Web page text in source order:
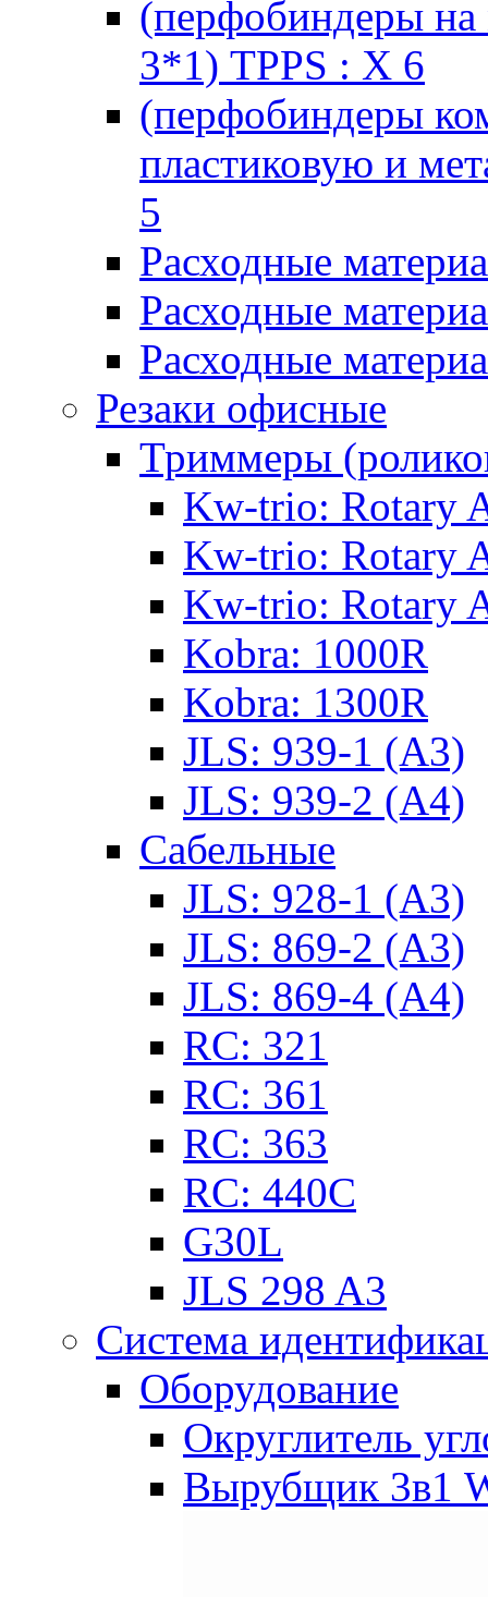
(перфобиндеры
3*1) TPPS : X 6
(перфобиндеры
пластиковую и
5
Расходные
Расходные
Расходные
Резаки офисные
Триммеры
Kw-trio: Rotary
Kw-trio: Rotary
Kw-trio: Rotary
Kobra: 1000R
Kobra: 1300R
JLS: 939-1 (А3)
JLS: 939-2 (А4)
Сабельные
JLS: 928-1 (А3)
JLS: 869-2 (А3)
JLS: 869-4 (А4)
RC: 321
RC: 361
RC: 363
RC: 440С
G30L
JLS 298 A3
Система
Оборудование
Округлитель
Вырубщик 3в1